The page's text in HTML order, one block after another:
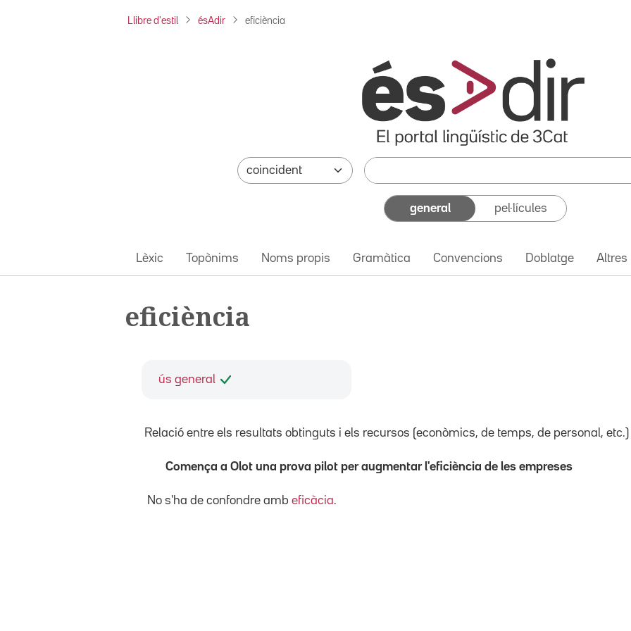
Llibre d'estil ésAdir eficiència
general pel·lícules
Lèxic Topònims Noms propis Gramàtica Convencions Doblatge Altres
eficiència
ús general
Relació entre els resultats obtinguts i els recursos (econòmics, de temps, de personal,
Comença a Olot una prova pilot per augmentar l'eficiència de les empreses
No s'ha de confondre amb eficàcia.